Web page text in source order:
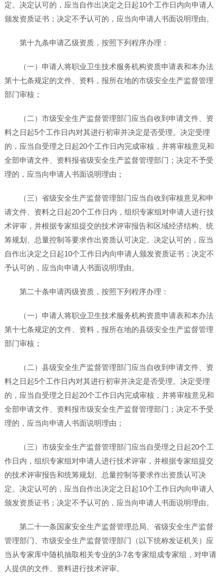
定。决定认可的，应当自作出决定之日起10个工作日内向申请人
颁发资质证书；决定不予认可的，应当向申请人书面说明理由。
第十九条申请乙级资质，按照下列程序办理：
（一）申请人将职业卫生技术服务机构资质申请表和本办法
第十七条规定的文件、资料，报所在地的市级安全生产监督管理
部门审核；
（二）市级安全生产监督管理部门应当自收到申请文件、资
料之日起5个工作日内对其进行初审并决定是否受理。决定受理
的，应当自受理之日起20个工作日内完成审核，并将审核意见和
全部申请文件、资料报省级安全生产监督管理部门；决定不予受
理的，应当向申请人书面说明理由；
（三）省级安全生产监督管理部门应当自收到审核意见和申
请文件、资料之日起20个工作日内，组织专家组对申请人进行技
术评审，并根据专家组提交的技术评审报告和区域经济结构、统
筹规划、总量控制等要求作出资质认可决定。决定认可的，应当
自作出决定之日起10个工作日内向申请人颁发资质证书；决定不
予认可的，应当向申请人书面说明理由。
第二十条申请丙级资质，按照下列程序办理：
（一）申请人将职业卫生技术服务机构资质申请表和本办法
第十七条规定的文件、资料，报所在地的县级安全生产监督管理
部门审核；
（二）县级安全生产监督管理部门应当自收到申请文件、资
料之日起5个工作日内对其进行初审并决定是否受理。决定受理
的，应当自受理之日起20个工作日内完成审核，并将审核意见和
全部申请文件、资料报市级安全生产监督管理部门；决定不予受
理的，应当向申请人书面说明理由；
（三）市级安全生产监督管理部门应当自受理之日起20个工
作日内，组织专家组对申请人进行技术评审，并根据专家组提交
的技术评审报告和统筹规划、总量控制等要求作出资质认可决
定。决定认可的，应当自作出决定之日起10个工作日内向申请人
颁发资质证书；决定不予认可的，应当向申请人书面说明理由。
第二十一条国家安全生产监督管理总局、省级安全生产监督
管理部门、市级安全生产监督管理部门（以下统称发证机关）应
当从专家库中随机抽取相关专业的3-7名专家组成专家组，对申请
人提供的文件、资料进行技术评审。